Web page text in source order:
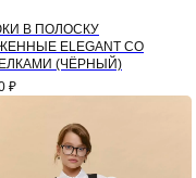
В ПОЛОСКУ
ELEGANT СО
(ЧЁРНЫЙ)
₽